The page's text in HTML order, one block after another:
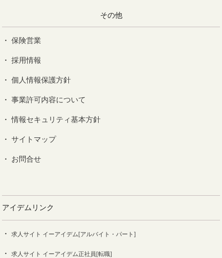
その他
保険営業
採用情報
個人情報保護方針
事業許可内容について
情報セキュリティ基本方針
サイトマップ
お問合せ
アイデムリンク
求人サイト イーアイデム[アルバイト・パート]
求人サイト イーアイデム正社員[転職]